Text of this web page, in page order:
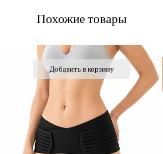
Похожие товары
Добавить в корзину